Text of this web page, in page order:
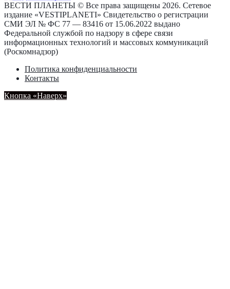
ВЕСТИ ПЛАНЕТЫ © Все права защищены 2026. Сетевое
издание «VESTIPLANETI» Свидетельство о регистрации
СМИ ЭЛ № ФС 77 — 83416 от 15.06.2022 выдано
Федеральной службой по надзору в сфере связи
информационных технологий и массовых коммуникаций
(Роскомнадзор)
Политика конфиденциальности
Контакты
Кнопка «Наверх»